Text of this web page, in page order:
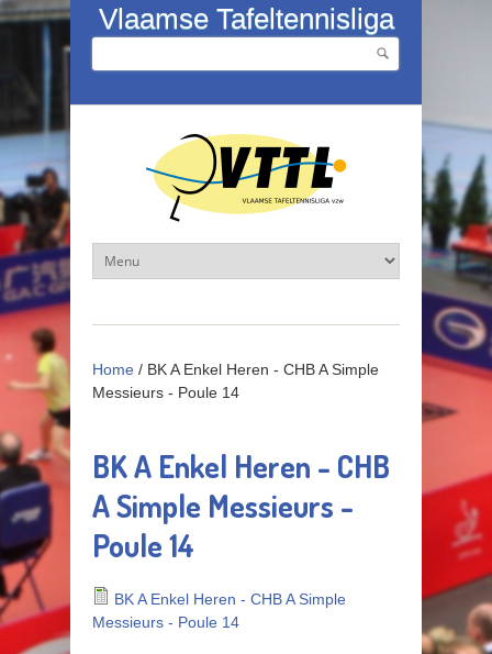
Overslaan en naar de inhoud gaan
Vlaamse Tafeltennisliga
Zoekveld
Home / BK A Enkel Heren - CHB A Simple
Messieurs - Poule 14
BK A Enkel Heren - CHB
A Simple Messieurs -
Poule 14
BK A Enkel Heren - CHB A Simple
Messieurs - Poule 14